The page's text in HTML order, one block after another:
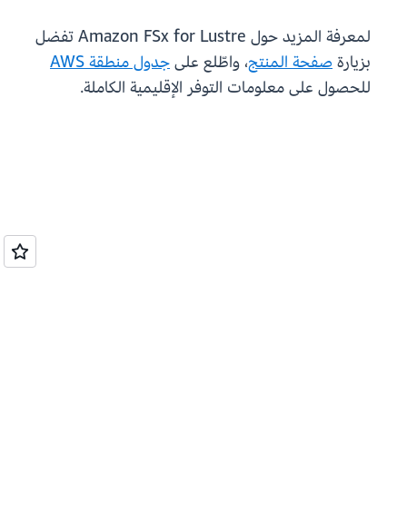
لمعرفة المزيد حول Amazon FSx for Lustre تفضل
بزيارةصفحة المنتج، واطّلع علىجدول منطقة AWS
للحصول على معلومات التوفر الإقليمية الكاملة.